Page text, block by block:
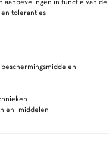
toleranties
en -middelen